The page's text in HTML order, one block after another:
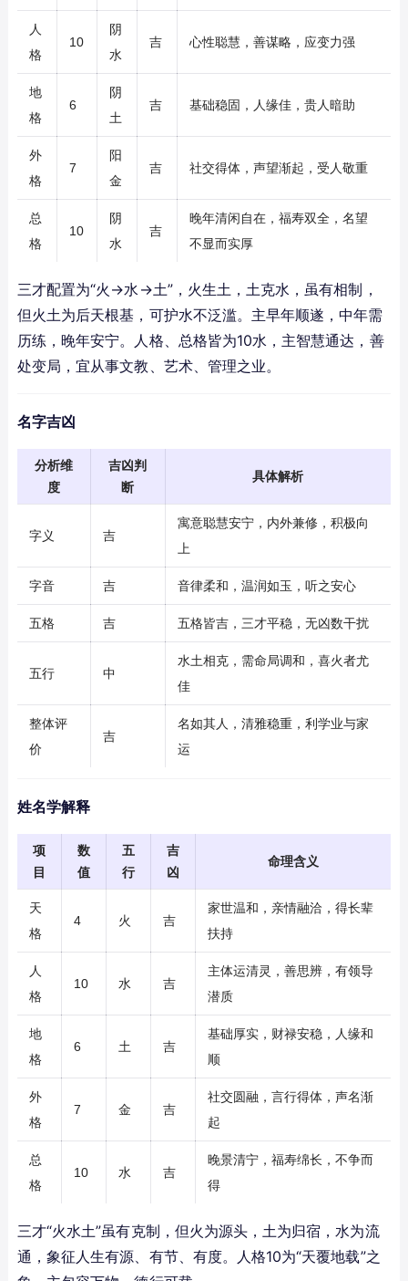
人
格
10
阴
水
吉 心性聪慧，善谋略，应变力强
地
格
6
阴
土
吉 基础稳固，人缘佳，贵人暗助
外
格
7
阳
金
吉 社交得体，声望渐起，受人敬重
总
格
10
阴
水
吉
晚年清闲自在，福寿双全，名望
不显而实厚
三才配置为“火→水→土”，火生土，土克水，虽有相制，
但火土为后天根基，可护水不泛滥。主早年顺遂，中年需
历练，晚年安宁。人格、总格皆为10水，主智慧通达，善
处变局，宜从事文教、艺术、管理之业。
名字吉凶
分析维
度
吉凶判
断
具体解析
字义 吉
寓意聪慧安宁，内外兼修，积极向
上
字音 吉 音律柔和，温润如玉，听之安心
五格 吉 五格皆吉，三才平稳，无凶数干扰
五行 中
水土相克，需命局调和，喜火者尤
佳
整体评
价
吉
名如其人，清雅稳重，利学业与家
运
姓名学解释
项
目
数
值
五
行
吉
凶
命理含义
天
格
4 火 吉
家世温和，亲情融洽，得长辈
扶持
人
格
10 水 吉
主体运清灵，善思辨，有领导
潜质
地
格
6 土 吉
基础厚实，财禄安稳，人缘和
顺
外
格
7 金 吉
社交圆融，言行得体，声名渐
起
总
格
10 水 吉
晚景清宁，福寿绵长，不争而
得
三才“火水土”虽有克制，但火为源头，土为归宿，水为流
通，象征人生有源、有节、有度。人格10为“天覆地载”之